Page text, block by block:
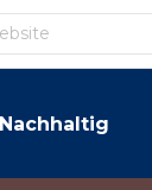
Nachhaltig